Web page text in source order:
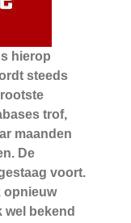
hierop
steeds
trof,
maanden
De
voort.
opnieuw
bekend